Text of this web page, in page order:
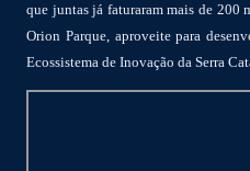
que juntas já faturaram mais de 200
Orion Parque, aproveite para
Ecossistema de Inovação da Serra